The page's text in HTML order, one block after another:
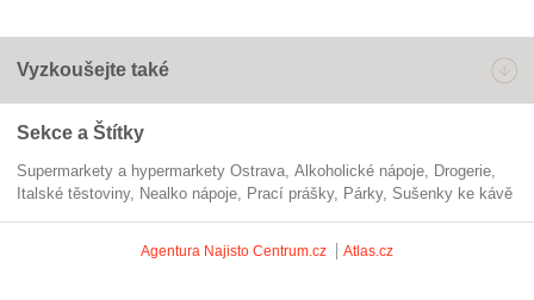
Vyzkoušejte také
Sekce a Štítky
Supermarkety a hypermarkety Ostrava alkoholické nápoje
Drogerie
italské těstoviny
nealko nápoje prací prášky párky sušenky ke kávě
Agentura Najisto Centrum.cz Atlas.cz